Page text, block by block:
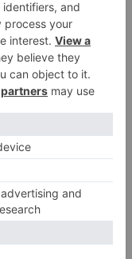
División LaLiga
ACB Liga
conductor que se
de la bicicleta
el primer paso para
aislamiento con el
ciclista